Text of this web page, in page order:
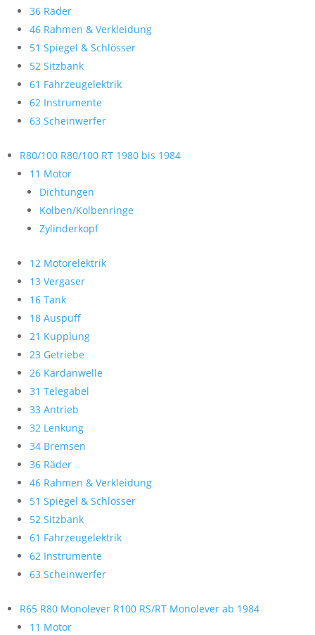
36 Räder
46 Rahmen & Verkleidung
51 Spiegel & Schlösser
52 Sitzbank
61 Fahrzeugelektrik
62 Instrumente
63 Scheinwerfer
R80/100 R80/100 RT 1980 bis 1984
11 Motor
Dichtungen
Kolben/Kolbenringe
Zylinderkopf
12 Motorelektrik
13 Vergaser
16 Tank
18 Auspuff
21 Kupplung
23 Getriebe
26 Kardanwelle
31 Telegabel
33 Antrieb
32 Lenkung
34 Bremsen
36 Räder
46 Rahmen & Verkleidung
51 Spiegel & Schlösser
52 Sitzbank
61 Fahrzeugelektrik
62 Instrumente
63 Scheinwerfer
R65 R80 Monolever R100 RS/RT Monolever ab 1984
11 Motor